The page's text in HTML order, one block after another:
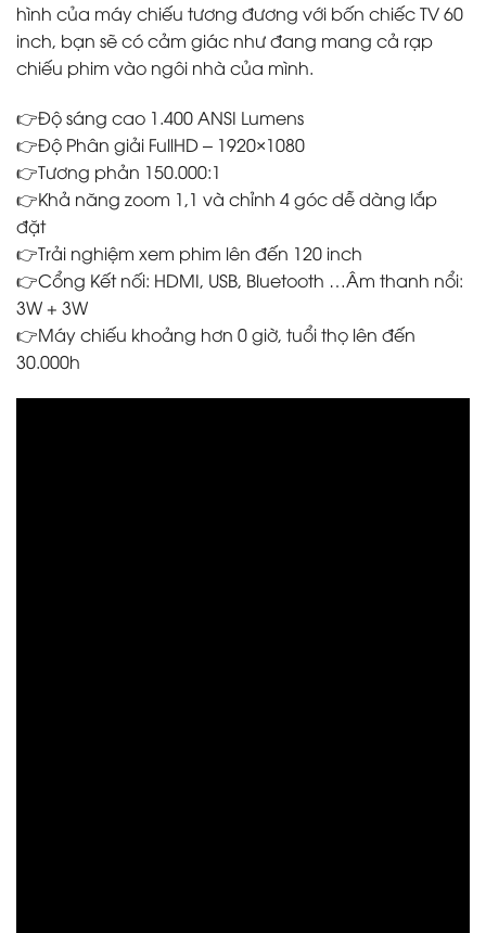
hình của máy chiếu tương đương với bốn chiếc TV 60
inch, bạn sẽ có cảm giác như đang mang cả rạp
chiếu phim vào ngôi nhà của mình.
👉Độ sáng cao 1.400 ANSI Lumens
👉Độ Phân giải FullHD – 1920×1080
👉Tương phản 150.000:1
👉Khả năng zoom 1,1 và chỉnh 4 góc dễ dàng lắp
đặt
👉Trải nghiệm xem phim lên đến 120 inch
👉Cổng Kết nối: HDMI, USB, Bluetooth …Âm thanh nổi:
3W + 3W
👉Máy chiếu khoảng hơn 0 giờ, tuổi thọ lên đến
30.000h